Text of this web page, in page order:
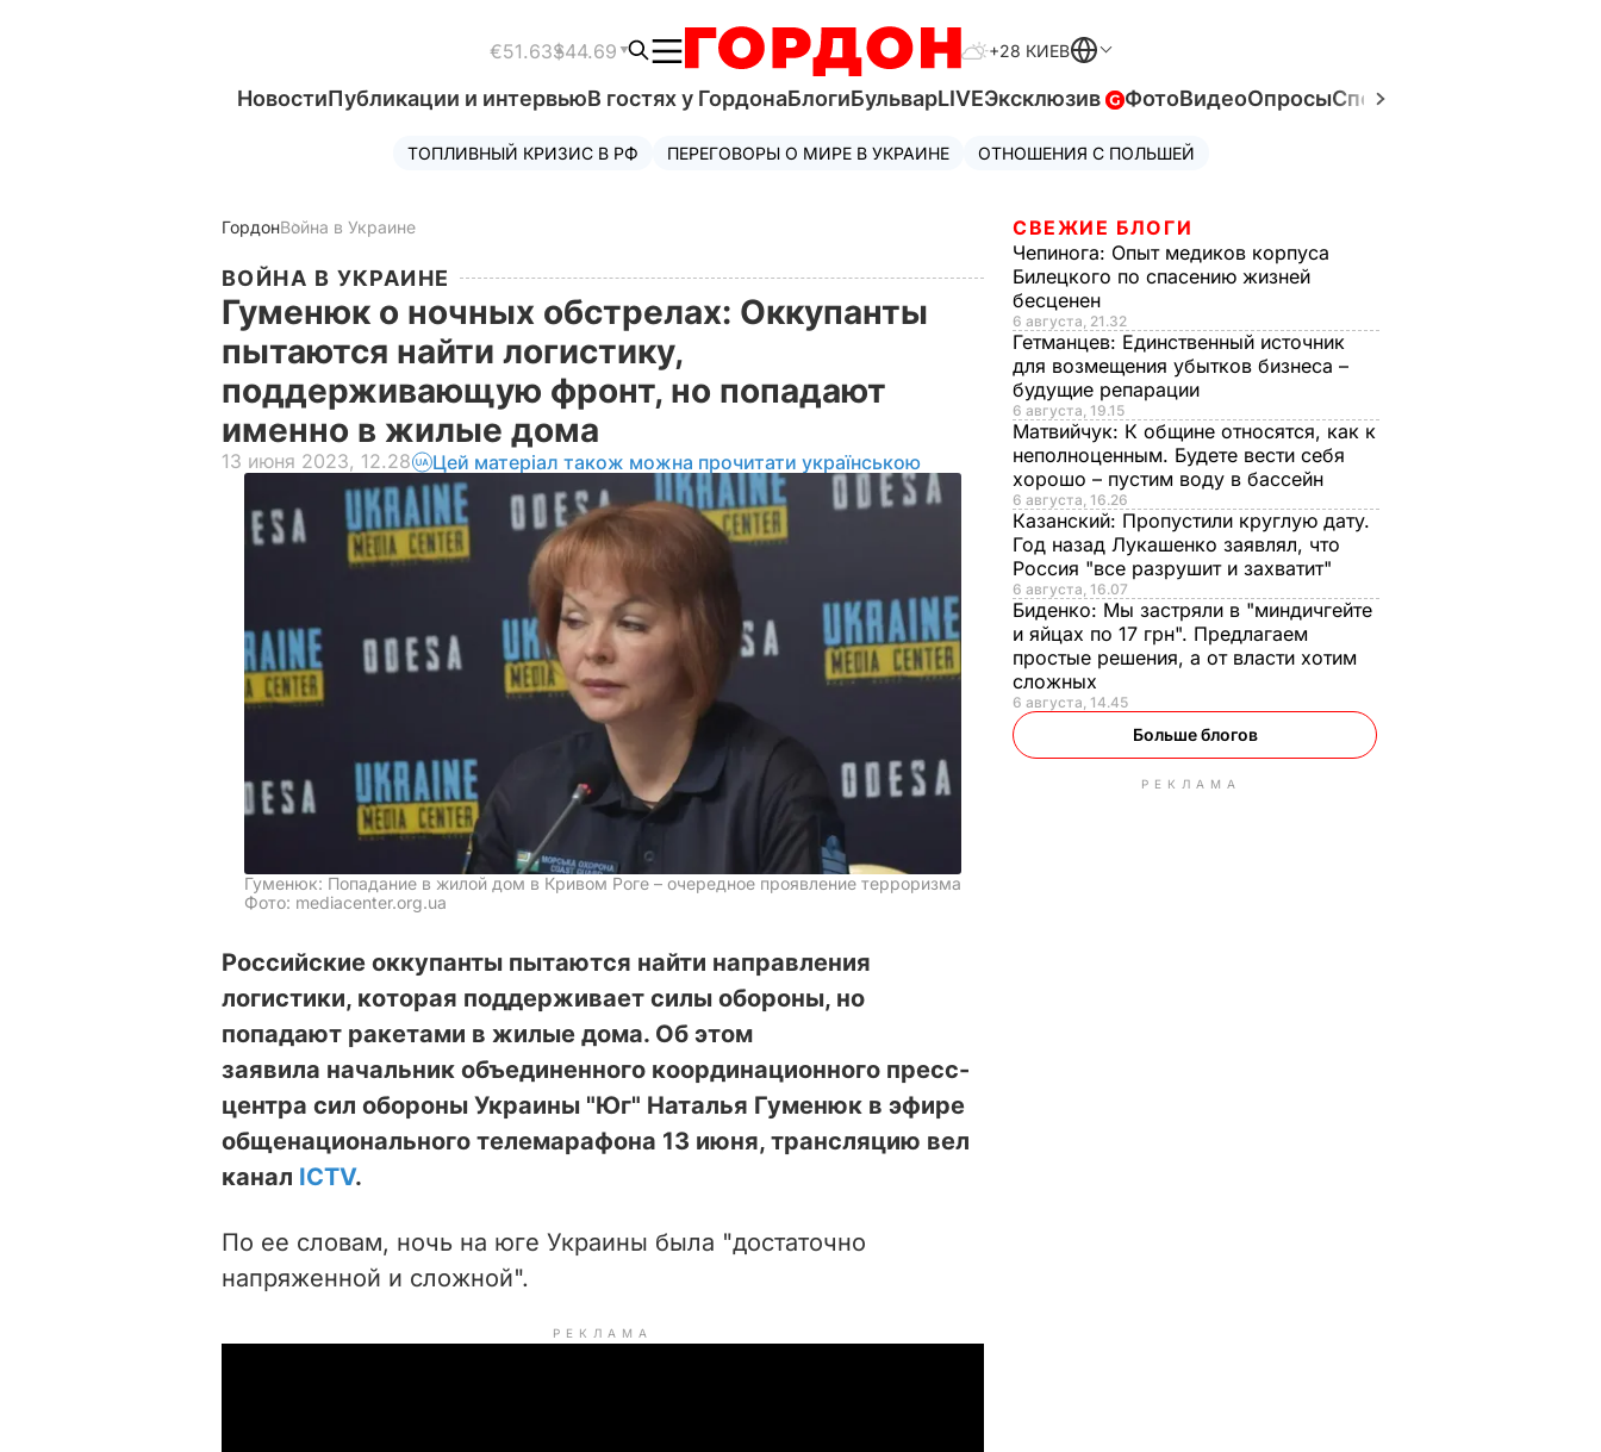
€51.63$44.69 +28 КИЕВ
НовостиПубликации и интервьюВ гостях у ГордонаБлогиБульварLIVEЭксклюзив ФотоВидеоОпросыСпецпроекты
ТОПЛИВНЫЙ КРИЗИС В РФ ПЕРЕГОВОРЫ О МИРЕ В УКРАИНЕ ОТНОШЕНИЯ С ПОЛЬШЕЙ
ГордонВойна в Украине
ВОЙНА В УКРАИНЕ
Гуменюк о ночных обстрелах: Оккупанты
пытаются найти логистику,
поддерживающую фронт, но попадают
именно в жилые дома
13 июня 2023, 12.28 Цей матеріал також можна прочитати українською
Гуменюк: Попадание в жилой дом в Кривом Роге – очередное проявление терроризма
Фото: mediacenter.org.ua
Российские оккупанты пытаются найти направления
логистики, которая поддерживает силы обороны, но
попадают ракетами в жилые дома. Об этом
заявила начальник объединенного координационного пресс-
центра сил обороны Украины "Юг" Наталья Гуменюк в эфире
общенационального телемарафона 13 июня, трансляцию вел
канал ICTV.
По ее словам, ночь на юге Украины была "достаточно
напряженной и сложной".
РЕКЛАМА
СВЕЖИЕ БЛОГИ
Чепинога: Опыт медиков корпуса
Билецкого по спасению жизней
бесценен
6 августа, 21.32
Гетманцев: Единственный источник
для возмещения убытков бизнеса –
будущие репарации
6 августа, 19.15
Матвийчук: К общине относятся, как к
неполноценным. Будете вести себя
хорошо – пустим воду в бассейн
6 августа, 16.26
Казанский: Пропустили круглую дату.
Год назад Лукашенко заявлял, что
Россия "все разрушит и захватит"
6 августа, 16.07
Биденко: Мы застряли в "миндичгейте
и яйцах по 17 грн". Предлагаем
простые решения, а от власти хотим
сложных
6 августа, 14.45
Больше блогов
РЕКЛАМА